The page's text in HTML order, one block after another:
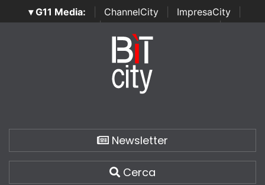
▾ G11 Media: ChannelCity ImpresaCity
SecurityOpenLab | Italian Channel Awards | Italian
Italian Security Awards
Newsletter
Cerca